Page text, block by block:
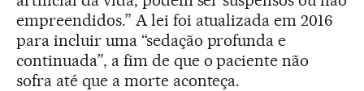
empreendidos.” A lei foi atualizada em 2016
para incluir uma “sedação profunda e
continuada”, a fim de que o paciente não
sofra até que a morte aconteça.